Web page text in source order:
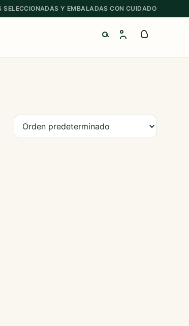
SELECCIONADAS Y EMBALADAS CON CUIDADO
Ordenar productos